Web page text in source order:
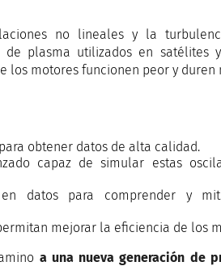
no lineales y la
plasma utilizados en satélites
los motores funcionen peor y duren
obtener datos de alta calidad.
capaz de simular estas
datos para comprender y
mejorar la eficiencia de los
a una nueva generación de